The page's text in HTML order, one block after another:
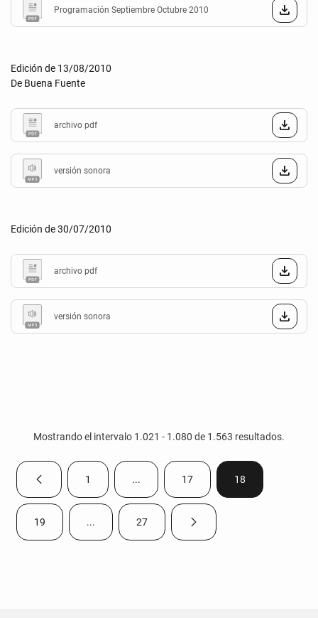
Programación Septiembre Octubre 2010
Edición de 13/08/2010
De Buena Fuente
archivo pdf
versión sonora
Edición de 30/07/2010
archivo pdf
versión sonora
Mostrando el intervalo 1.021 - 1.080 de 1.563 resultados.
Página anteriorPágina
1 ...Páginas intermedias Use TAB para
Página
17 Página
18
Página
19 ...Páginas intermedias Use TAB para desplazarse.
Página
27 Página siguiente